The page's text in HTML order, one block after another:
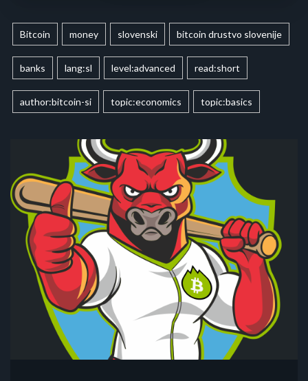
Bitcoin money slovenski bitcoin drustvo slovenije
banks lang:sl level:advanced read:short
author:bitcoin-si topic:economics topic:basics